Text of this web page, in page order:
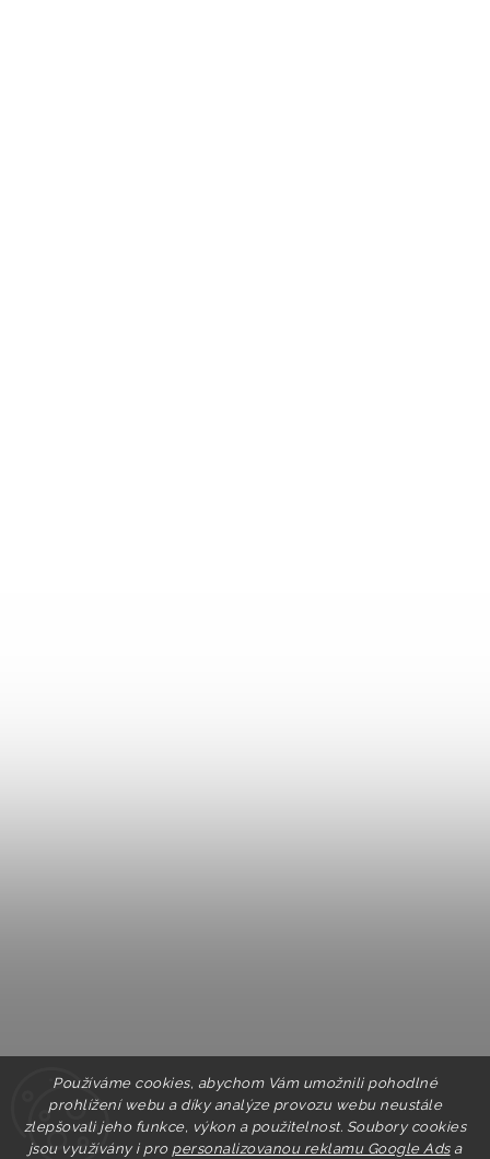
Používáme cookies, abychom Vám umožnili pohodlné
prohlížení webu a díky analýze provozu webu neustále
zlepšovali jeho funkce, výkon a použitelnost. Soubory cookies
jsou využívány i pro personalizovanou reklamu Google Adsa